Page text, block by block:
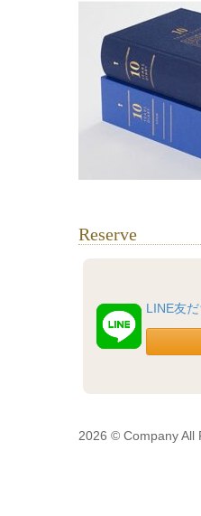
Reserve
LINE友
2026 © Company All